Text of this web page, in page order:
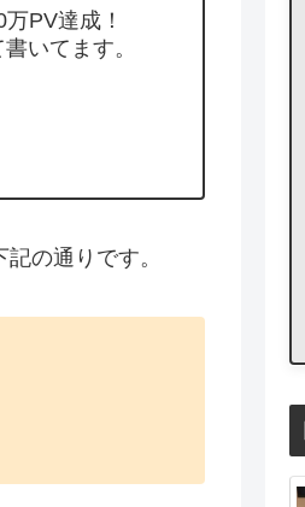
PV達成！
いてます。
の通りです。